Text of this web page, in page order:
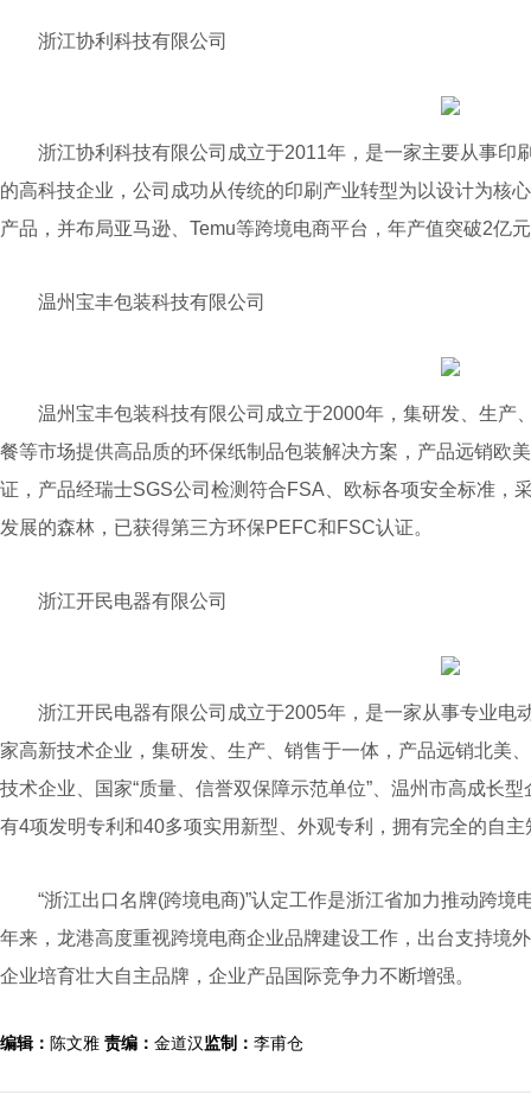
浙江协利科技有限公司
浙江协利科技有限公司成立于2011年，是一家主要从事印
的高科技企业，公司成功从传统的印刷产业转型为以设计为核
产品，并布局亚马逊、Temu等跨境电商平台，年产值突破2亿
温州宝丰包装科技有限公司
温州宝丰包装科技有限公司成立于2000年，集研发、生产
餐等市场提供高品质的环保纸制品包装解决方案，产品远销欧
证，产品经瑞士SGS公司检测符合FSA、欧标各项安全标准，
发展的森林，已获得第三方环保PEFC和FSC认证。
浙江开民电器有限公司
浙江开民电器有限公司成立于2005年，是一家从事专业电
家高新技术企业，集研发、生产、销售于一体，产品远销北美
技术企业、国家“质量、信誉双保障示范单位”、温州市高成长
有4项发明专利和40多项实用新型、外观专利，拥有完全的自主
“浙江出口名牌(跨境电商)”认定工作是浙江省加力推动跨境
年来，龙港高度重视跨境电商企业品牌建设工作，出台支持境
企业培育壮大自主品牌，企业产品国际竞争力不断增强。
编辑： 陈文雅 责编： 金道汉监制： 李甫仓